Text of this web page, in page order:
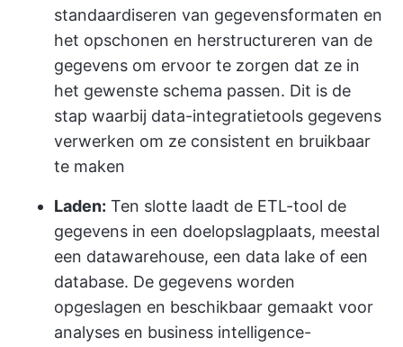
standaardiseren van gegevensformaten en
het opschonen en herstructureren van de
gegevens om ervoor te zorgen dat ze in
het gewenste schema passen. Dit is de
stap waarbij data-integratietools gegevens
verwerken om ze consistent en bruikbaar
te maken
Laden: Ten slotte laadt de ETL-tool de
gegevens in een doelopslagplaats, meestal
een datawarehouse, een data lake of een
database. De gegevens worden
opgeslagen en beschikbaar gemaakt voor
analyses en business intelligence-